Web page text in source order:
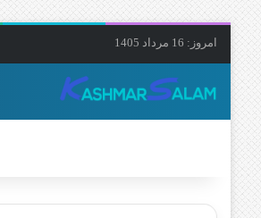
امروز: 16 مرداد 1405